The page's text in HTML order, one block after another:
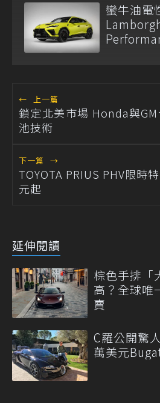
蠻牛油電
← 上一篇
鎖定北美市場 Honda與
池技術
下一篇 →
TOYOTA PRIUS PHV限時
元起
延伸閱讀
棕色手排「
高？全球唯
賣
C羅公開驚
萬美元